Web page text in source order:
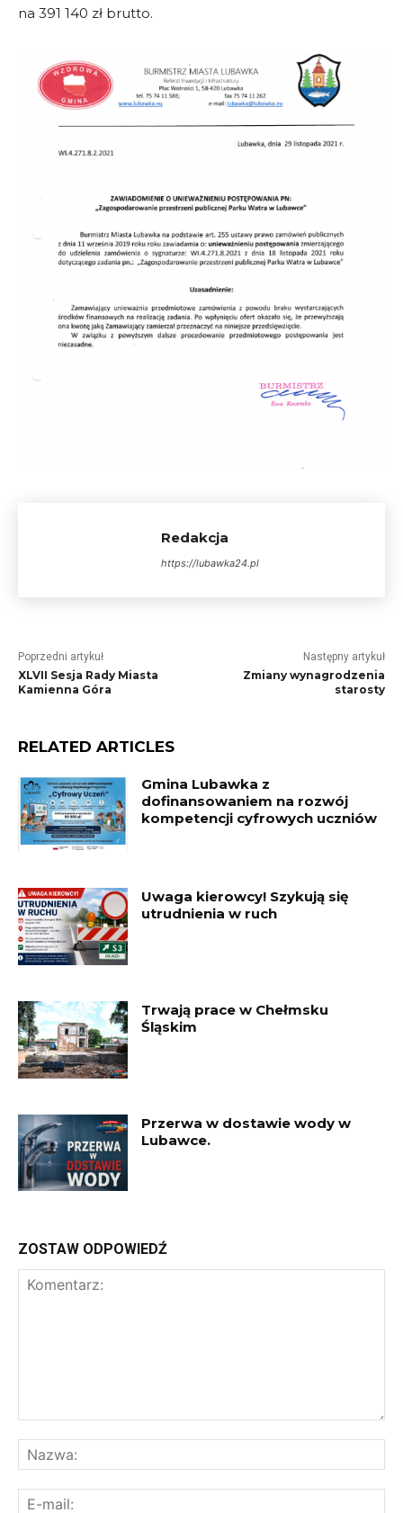
na 391 140 zł brutto.
Redakcja
https://lubawka24.pl
Poprzedni artykuł
XLVII Sesja Rady Miasta
Kamienna Góra
Następny artykuł
Zmiany wynagrodzenia
starosty
RELATED ARTICLES
Gmina Lubawka z
dofinansowaniem na rozwój
kompetencji cyfrowych uczniów
Uwaga kierowcy! Szykują się
utrudnienia w ruch
Trwają prace w Chełmsku
Śląskim
Przerwa w dostawie wody w
Lubawce.
ZOSTAW ODPOWIEDŹ